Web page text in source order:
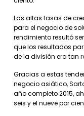
Las altas tasas de
para el negocio de
rendimiento resultó
que los resultados
de la división era tan
Gracias a estas
negocio asiático,
año completo 2015,
seis y el nueve por